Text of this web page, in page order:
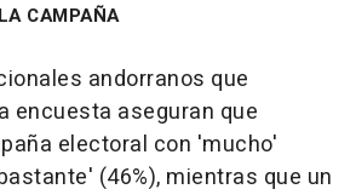
CAMPAÑA
andorranos que
encuesta aseguran que
electoral con 'mucho'
(46%), mientras que un